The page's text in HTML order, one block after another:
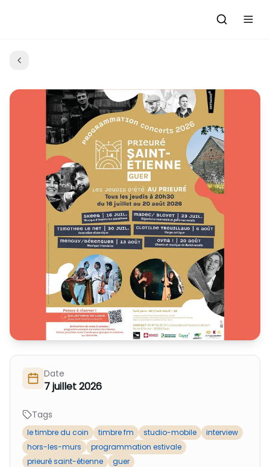
Actualités
Evénements à venir
Emissions
Grille des Programmes
C'était quoi ce morceau?
L'Association
L'équipe et les bénévoles
Nous rejoindre : Participer
Les Ateliers Radio
Les créations des Ateliers
Nos prestations
Nous Soutenir / Adhérer
J'adhère
Je fais un don
Exprime ton soutien
Nous Contacter
La newsletter
Date
7 juillet 2026
Tags
le timbre du coin timbre fm studio-mobile
interview
hors-les-murs
programmation estivale
prieuré saint-étienne
guer